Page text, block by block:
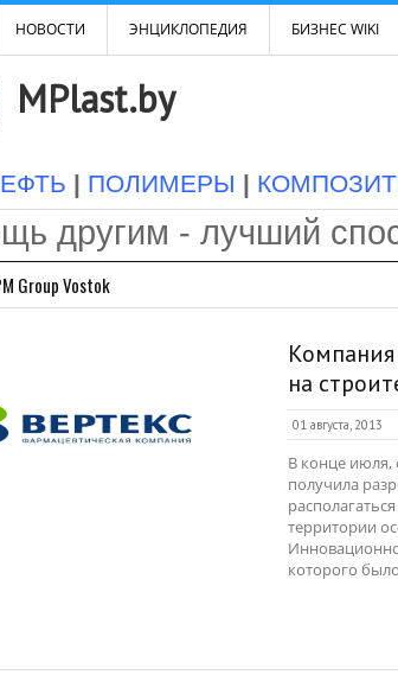
НОВОСТИ ЭНЦИКЛОПЕДИЯ БИЗНЕС WIKI
MPlast.by
| ПОЛИМЕРЫ |
другим - лучший
Group Vostok
Компания
на
01 августа, 2013
В конце июля,
получила
территории
которого